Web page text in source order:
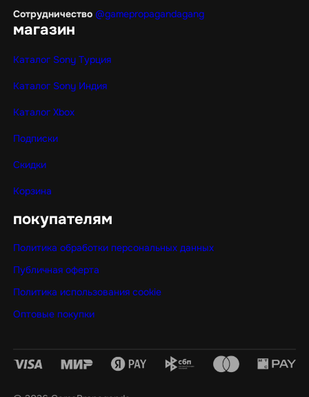
Сотрудничество @gamepropagandagang
магазин
Каталог Sony Турция
Каталог Sony Индия
Каталог Xbox
Подписки
Скидки
Корзина
покупателям
Политика обработки персональных данных
Публичная оферта
Политика использования cookie
Оптовые покупки